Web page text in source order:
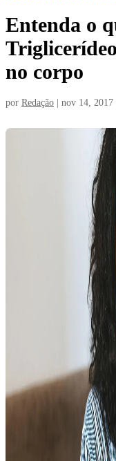
Entenda o
no corpo
por Redação nov 14, 2017